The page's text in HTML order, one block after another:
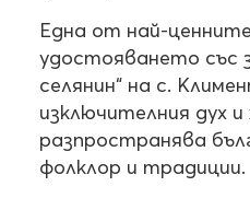
Една от най-
удостояването със
селянин“ на с.
изключителния дух
разпространява
фолклор и традиции.